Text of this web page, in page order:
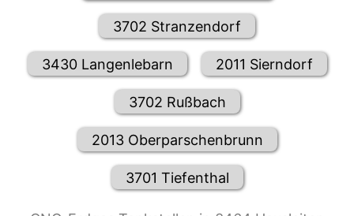
3702 Stranzendorf
3430 Langenlebarn 2011 Sierndorf
3702 Rußbach
2013 Oberparschenbrunn
3701 Tiefenthal